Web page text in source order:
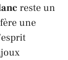
reste un
une